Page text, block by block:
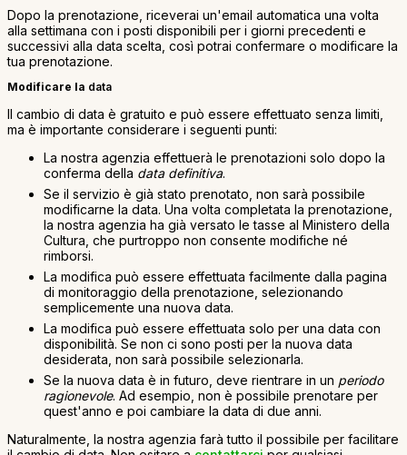
Dopo la prenotazione, riceverai un'email automatica una volta
alla settimana con i posti disponibili per i giorni precedenti e
successivi alla data scelta, così potrai confermare o modificare la
tua prenotazione.
Modificare la data
Il cambio di data è gratuito e può essere effettuato senza limiti,
ma è importante considerare i seguenti punti:
La nostra agenzia effettuerà le prenotazioni solo dopo la
conferma della data definitiva.
Se il servizio è già stato prenotato, non sarà possibile
modificarne la data. Una volta completata la prenotazione,
la nostra agenzia ha già versato le tasse al Ministero della
Cultura, che purtroppo non consente modifiche né
rimborsi.
La modifica può essere effettuata facilmente dalla pagina
di monitoraggio della prenotazione, selezionando
semplicemente una nuova data.
La modifica può essere effettuata solo per una data con
disponibilità. Se non ci sono posti per la nuova data
desiderata, non sarà possibile selezionarla.
Se la nuova data è in futuro, deve rientrare in un periodo
ragionevole. Ad esempio, non è possibile prenotare per
quest'anno e poi cambiare la data di due anni.
Naturalmente, la nostra agenzia farà tutto il possibile per facilitare